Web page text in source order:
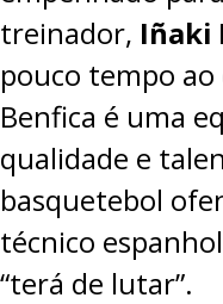
treinador, Iñaki
pouco tempo
Benfica é uma
qualidade e
basquetebol
técnico
“terá de lutar”.